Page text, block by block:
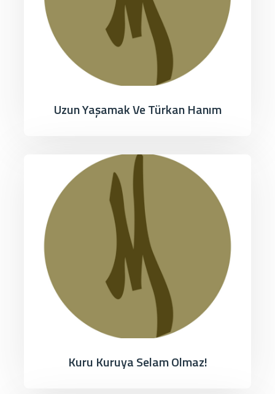
Uzun Yaşamak Ve Türkan Hanım
Kuru Kuruya Selam Olmaz!